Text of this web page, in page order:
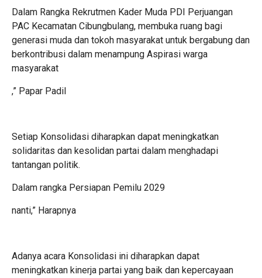
Dalam Rangka Rekrutmen Kader Muda PDI Perjuangan
PAC Kecamatan Cibungbulang, membuka ruang bagi
generasi muda dan tokoh masyarakat untuk bergabung dan
berkontribusi dalam menampung Aspirasi warga
masyarakat
,” Papar Padil
Setiap Konsolidasi diharapkan dapat meningkatkan
solidaritas dan kesolidan partai dalam menghadapi
tantangan politik.
Dalam rangka Persiapan Pemilu 2029
nanti,” Harapnya
Adanya acara Konsolidasi ini diharapkan dapat
meningkatkan kinerja partai yang baik dan kepercayaan